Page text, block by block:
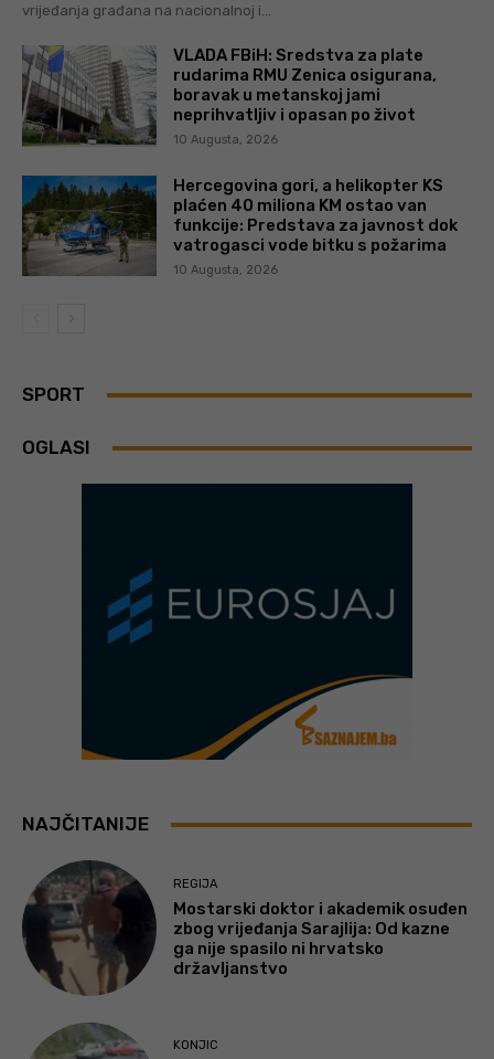
vrijeđanja građana na nacionalnoj i...
VLADA FBiH: Sredstva za plate
rudarima RMU Zenica osigurana,
boravak u metanskoj jami
neprihvatljiv i opasan po život
10 Augusta, 2026
Hercegovina gori, a helikopter KS
plaćen 40 miliona KM ostao van
funkcije: Predstava za javnost dok
vatrogasci vode bitku s požarima
10 Augusta, 2026
SPORT
OGLASI
NAJČITANIJE
REGIJA
Mostarski doktor i akademik osuđen
zbog vrijeđanja Sarajlija: Od kazne
ga nije spasilo ni hrvatsko
državljanstvo
KONJIC